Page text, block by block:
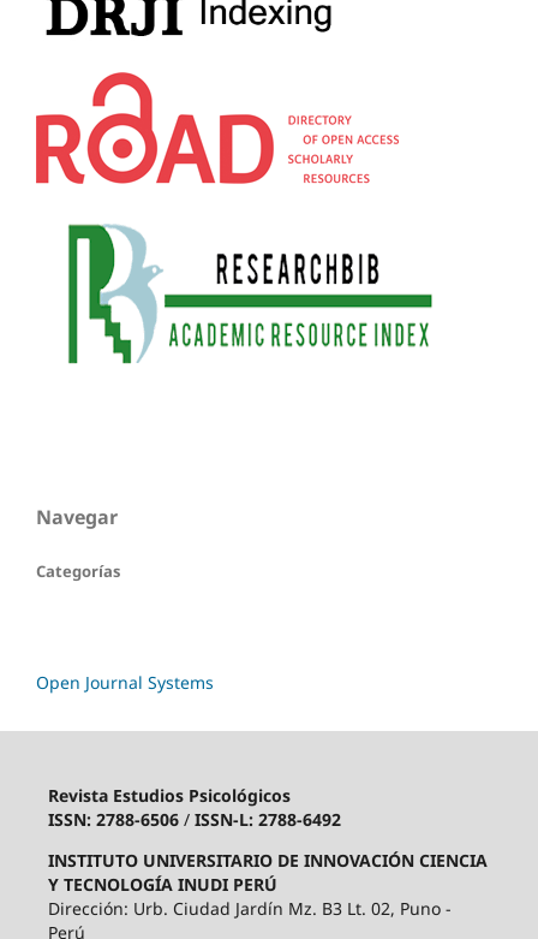
Navegar
Categorías
Open Journal Systems
Revista Estudios Psicológicos
ISSN: 2788-6506/ ISSN-L: 2788-6492
INSTITUTO UNIVERSITARIO DE INNOVACIÓN CIENCIA
Y TECNOLOGÍA INUDI PERÚ
Dirección: Urb. Ciudad Jardín Mz. B3 Lt. 02, Puno -
Perú